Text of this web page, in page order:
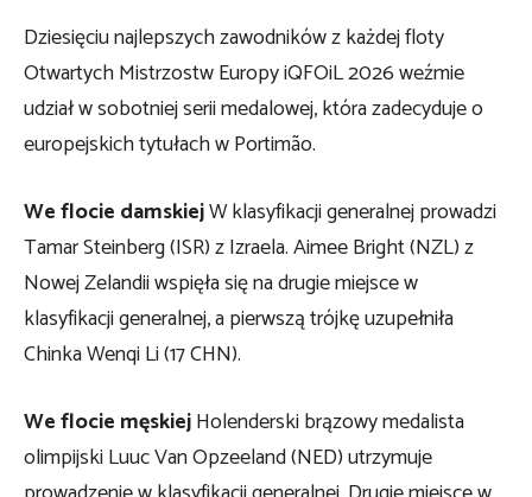
Dziesięciu najlepszych zawodników z każdej floty
Otwartych Mistrzostw Europy iQFOiL 2026 weźmie
udział w sobotniej serii medalowej, która zadecyduje o
europejskich tytułach w Portimão.
We flocie damskiejW klasyfikacji generalnej prowadzi
Tamar Steinberg (ISR) z Izraela. Aimee Bright (NZL) z
Nowej Zelandii wspięła się na drugie miejsce w
klasyfikacji generalnej, a pierwszą trójkę uzupełniła
Chinka Wenqi Li (17 CHN).
We flocie męskiejHolenderski brązowy medalista
olimpijski Luuc Van Opzeeland (NED) utrzymuje